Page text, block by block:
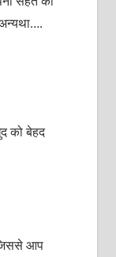
को बेहद
आप